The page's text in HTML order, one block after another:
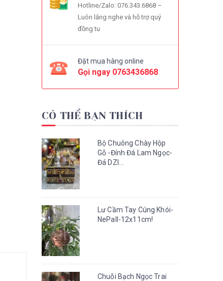
Hotline/Zalo: 076.343.6868 –
Luôn lắng nghe và hỗ trợ quý
đồng tu
Đặt mua hàng online
Gọi ngay 0763436868
CÓ THỂ BẠN THÍCH
Bộ Chuông Chày Hộp
Gỗ -Đính Đá Lam Ngọc-
Đá DZI...
Lư Cầm Tay Cúng Khói-
NePall-12x11cm!
Chuỗi Bạch Ngọc Trai